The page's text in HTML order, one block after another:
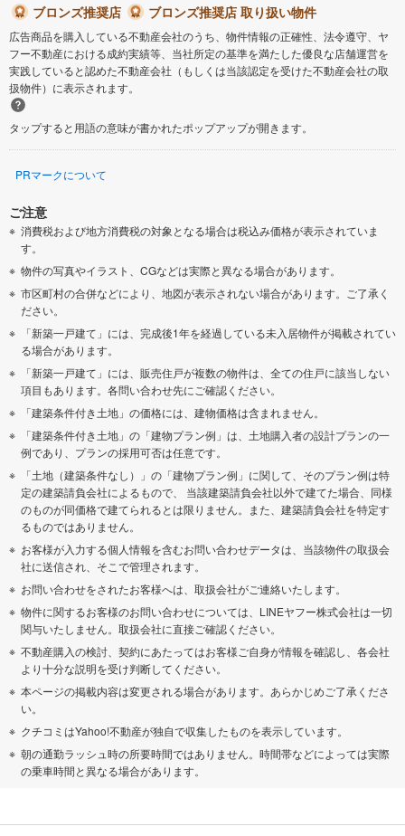
ブロンズ推奨店
ブロンズ推奨店 取り扱い物件
広告商品を購入している不動産会社のうち、物件情報の正確性、法令遵守、ヤ
フー不動産における成約実績等、当社所定の基準を満たした優良な店舗運営を
実践していると認めた不動産会社（もしくは当該認定を受けた不動産会社の取
扱物件）に表示されます。
タップすると用語の意味が書かれたポップアップが開きます。
PRマークについて
ご注意
消費税および地方消費税の対象となる場合は税込み価格が表示されていま
す。
物件の写真やイラスト、CGなどは実際と異なる場合があります。
市区町村の合併などにより、地図が表示されない場合があります。ご了承く
ださい。
「新築一戸建て」には、完成後1年を経過している未入居物件が掲載されてい
る場合があります。
「新築一戸建て」には、販売住戸が複数の物件は、全ての住戸に該当しない
項目もあります。各問い合わせ先にご確認ください。
「建築条件付き土地」の価格には、建物価格は含まれません。
「建築条件付き土地」の「建物プラン例」は、土地購入者の設計プランの一
例であり、プランの採用可否は任意です。
「土地（建築条件なし）」の「建物プラン例」に関して、そのプラン例は特
定の建築請負会社によるもので、 当該建築請負会社以外で建てた場合、同様
のものが同価格で建てられるとは限りません。また、建築請負会社を特定す
るものではありません。
お客様が入力する個人情報を含むお問い合わせデータは、当該物件の取扱会
社に送信され、そこで管理されます。
お問い合わせをされたお客様へは、取扱会社がご連絡いたします。
物件に関するお客様のお問い合わせについては、LINEヤフー株式会社は一切
関与いたしません。取扱会社に直接ご確認ください。
不動産購入の検討、契約にあたってはお客様ご自身が情報を確認し、各会社
より十分な説明を受け判断してください。
本ページの掲載内容は変更される場合があります。あらかじめご了承くださ
い。
クチコミはYahoo!不動産が独自で収集したものを表示しています。
朝の通勤ラッシュ時の所要時間ではありません。時間帯などによっては実際
の乗車時間と異なる場合があります。